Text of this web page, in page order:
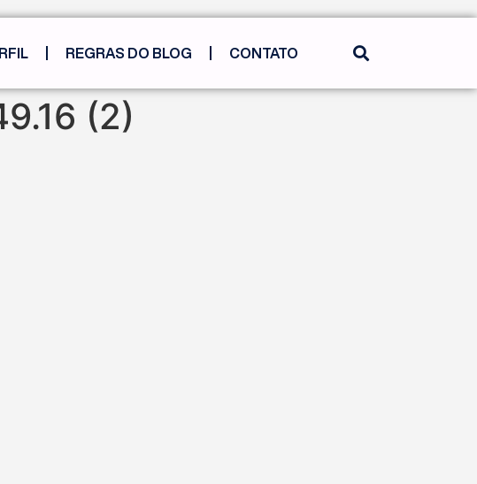
REGRAS DO BLOG CONTATO
(2)